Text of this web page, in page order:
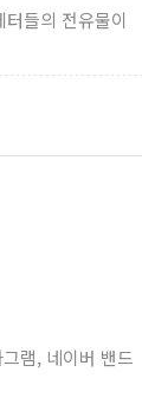
들의 전유물이
램, 네이버 밴드